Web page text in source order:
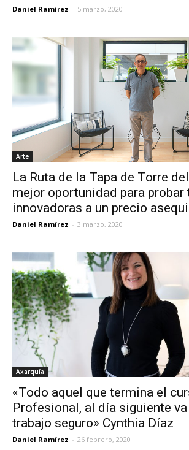
Daniel Ramírez - 5 marzo, 2020
Arte
La Ruta de la Tapa de Torre
mejor oportunidad para probar
innovadoras a un precio
Daniel Ramírez - 3 marzo, 2020
Axarquía
«Todo aquel que termina el
Profesional, al día siguiente
trabajo seguro» Cynthia Díaz
Daniel Ramírez - 26 febrero, 2020